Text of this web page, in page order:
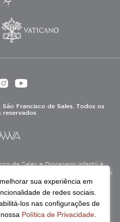
Francisco de Sales. Todos os
reservados
de Sales e Diocesano Infantil é
Vieira (ASAV), instituição de direito
de natureza educativa,
certificada como Entidade
nas áreas de educação e
sua experiência em
de redes sociais.
los nas configurações de
Política de Privacidade.